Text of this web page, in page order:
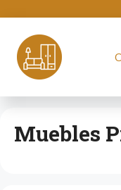
contenido
Muebles